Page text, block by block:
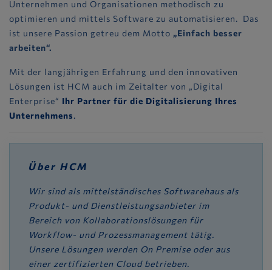
Unternehmen und Organisationen methodisch zu
optimieren und mittels Software zu automatisieren. Das
ist unsere Passion getreu dem Motto „Einfach besser
arbeiten“.
Mit der langjährigen Erfahrung und den innovativen
Lösungen ist HCM auch im Zeitalter von „Digital
Enterprise“ Ihr Partner für die Digitalisierung Ihres
Unternehmens.
Über HCM
Wir sind als mittelständisches Softwarehaus als
Produkt- und Dienstleistungsanbieter im
Bereich von Kollaborationslösungen für
Workflow- und Prozessmanagement tätig.
Unsere Lösungen werden On Premise oder aus
einer zertifizierten Cloud betrieben.